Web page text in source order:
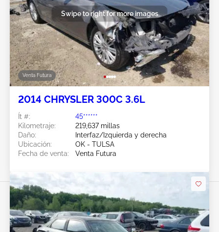
Venta Futura
Swipe to right for more images
2014 CHRYSLER 300C 3.6L
Ít #:
45******
Kilometraje:
219,637 millas
Daño:
Interfaz/Izquierda y derecha
Ubicación:
OK - TULSA
Fecha de venta:
Venta Futura